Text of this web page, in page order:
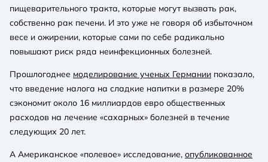
пищеварительного тракта, которые могут вызвать рак,
собственно рак печени. И это уже не говоря об избыточном
весе и ожирении, которые сами по себе радикально
повышают риск ряда неинфекционных болезней.
Прошлогоднее моделирование ученых Германии показало,
что введение налога на сладкие напитки в размере 20%
сэкономит около 16 миллиардов евро общественных
расходов на лечение «сахарных» болезней в течение
следующих 20 лет.
А Американское «полевое» исследование, опубликованное